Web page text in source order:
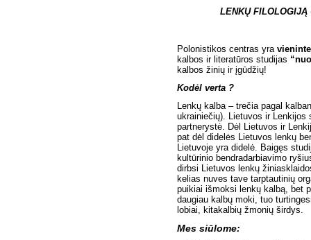
LENKŲ FILOLOGIJĄ
Polonistikos centras yra
kalbos ir literatūros studijas
kalbos žinių ir įgūdžių!
Kodėl verta ?
Lenkų kalba – trečia pagal
ukrainiečių). Lietuvos ir Lenkijos
partnerystė. Dėl Lietuvos ir
pat dėl didelės Lietuvos lenkų
Lietuvoje yra didelė. Baigęs
kultūrinio bendradarbiavimo
dirbsi Lietuvos lenkų
kelias nuves tave tarptautinių
puikiai išmoksi lenkų kalbą, bet
daugiau kalbų moki, tuo
lobiai, kitakalbių žmonių širdys.
Mes siūlome: